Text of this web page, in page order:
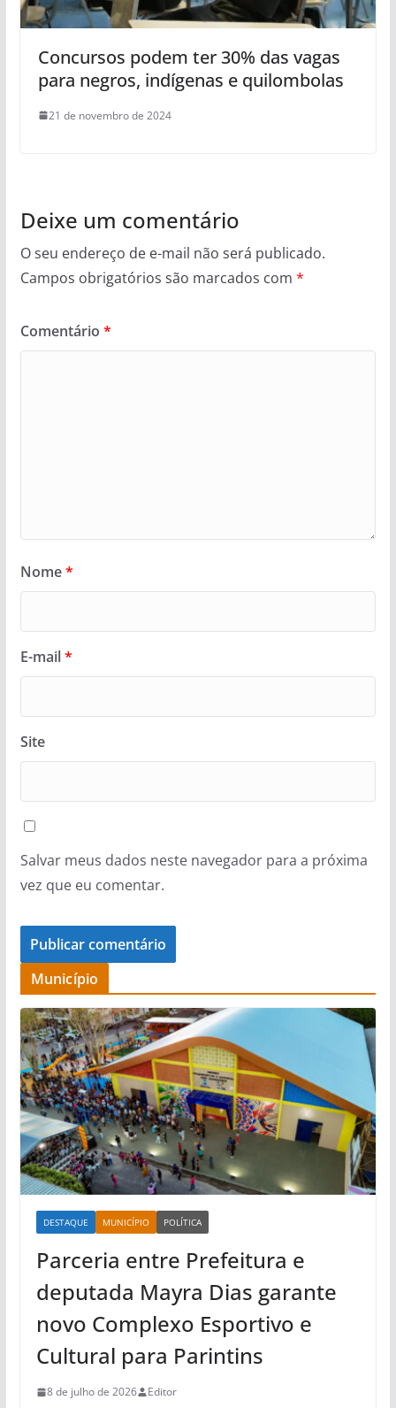
Concursos podem ter 30% das vagas
para negros, indígenas e quilombolas
21 de novembro de 2024
Deixe um comentário
O seu endereço de e-mail não será publicado.
Campos obrigatórios são marcados com *
Comentário *
Nome*
E-mail*
Site
Salvar meus dados neste navegador para a próxima
vez que eu comentar.
Município
DESTAQUE MUNICÍPIO POLÍTICA
Parceria entre Prefeitura e
deputada Mayra Dias garante
novo Complexo Esportivo e
Cultural para Parintins
8 de julho de 2026 Editor